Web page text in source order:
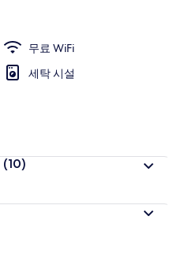
무료 WiFi
세탁 시설
(10)